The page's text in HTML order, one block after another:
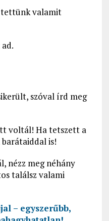
tettünk valamit
szóval írd meg
voltál! Ha tetszett a
is!
nézz meg néhány
találsz valami
– egyszerűbb,